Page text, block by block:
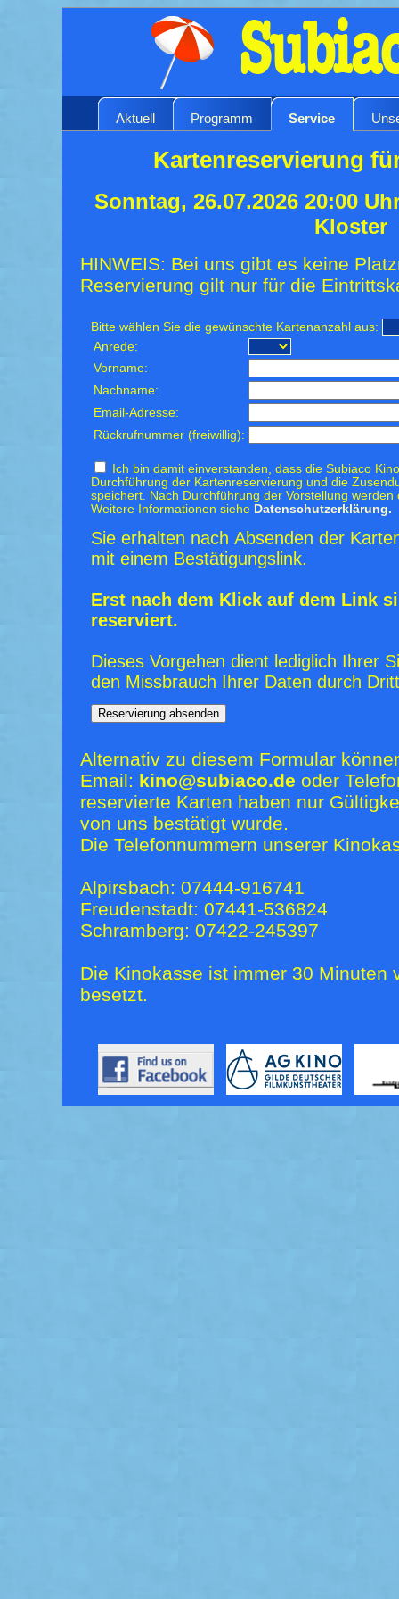
Aktuell Programm Service
Kartenreservierung
Sonntag, 26.07.2026 20:00
Kloster
HINWEIS: Bei uns gibt es keine
Reservierung gilt nur für die
Bitte wählen Sie die gewünschte Kartenanzahl aus:
Anrede:
Vorname:
Nachname:
Email-Adresse:
Rückrufnummer (freiwillig):
Ich bin damit einverstanden, dass die Subiaco
Durchführung der Kartenreservierung und die
speichert. Nach Durchführung der Vorstellung
Weitere Informationen siehe Datenschutzerklärung.
Sie erhalten nach Absenden der
mit einem Bestätigungslink.
Erst nach dem Klick auf dem Link
reserviert.
Dieses Vorgehen dient lediglich Ihrer
den Missbrauch Ihrer Daten durch
Alternativ zu diesem Formular
Email: kino@subiaco.de oder
reservierte Karten haben nur
von uns bestätigt wurde.
Die Telefonnummern unserer
Alpirsbach: 07444-916741
Freudenstadt: 07441-536824
Schramberg: 07422-245397
Die Kinokasse ist immer 30 Minuten
besetzt.